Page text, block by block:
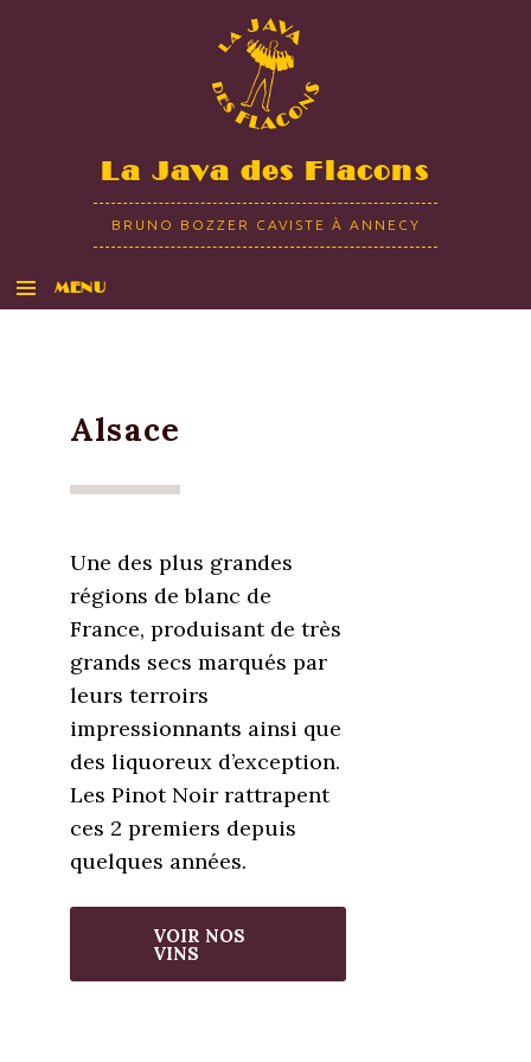
La Java des Flacons
BRUNO BOZZER CAVISTE À ANNECY
MENU
Alsace
Une des plus grandes
régions de blanc de
France, produisant de très
grands secs marqués par
leurs terroirs
impressionnants ainsi que
des liquoreux d’exception.
Les Pinot Noir rattrapent
ces 2 premiers depuis
quelques années.
VOIR NOS
VINS